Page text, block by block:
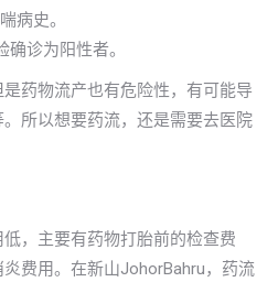
病史。
诊为阳性者。
药物流产也有危险性，有可能导
所以想要药流，还是需要去医院
，主要有药物打胎前的检查费
费用。在新山JohorBahru，药流